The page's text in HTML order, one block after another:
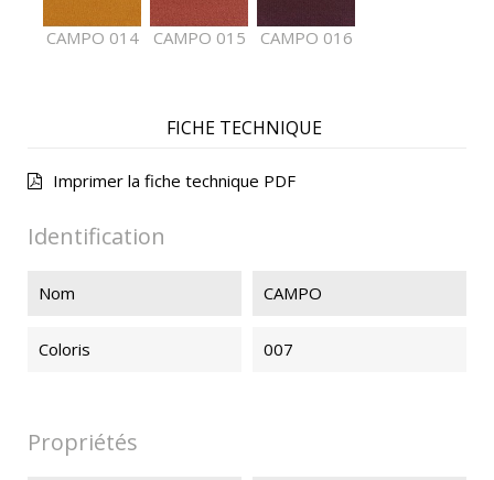
CAMPO 014 CAMPO 015 CAMPO 016
FICHE TECHNIQUE
Imprimer la fiche technique PDF
Identification
Nom CAMPO
Coloris 007
Propriétés